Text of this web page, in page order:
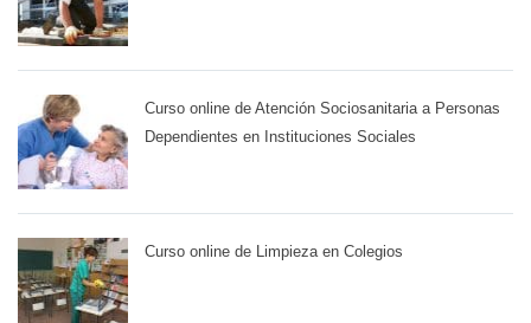
Curso online de Atención Sociosanitaria a Personas
Dependientes en Instituciones Sociales
Curso online de Limpieza en Colegios